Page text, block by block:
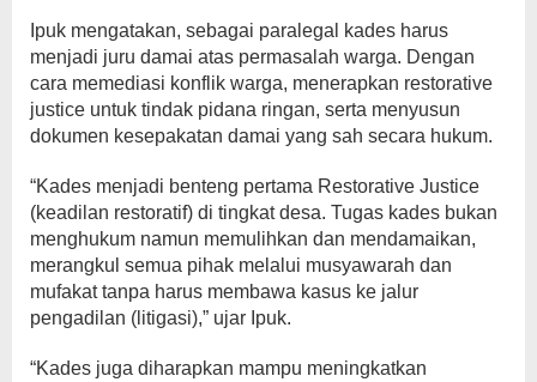
Ipuk mengatakan, sebagai paralegal kades harus
menjadi juru damai atas permasalah warga. Dengan
cara memediasi konflik warga, menerapkan restorative
justice untuk tindak pidana ringan, serta menyusun
dokumen kesepakatan damai yang sah secara hukum.
“Kades menjadi benteng pertama Restorative Justice
(keadilan restoratif) di tingkat desa. Tugas kades bukan
menghukum namun memulihkan dan mendamaikan,
merangkul semua pihak melalui musyawarah dan
mufakat tanpa harus membawa kasus ke jalur
pengadilan (litigasi),” ujar Ipuk.
“Kades juga diharapkan mampu meningkatkan